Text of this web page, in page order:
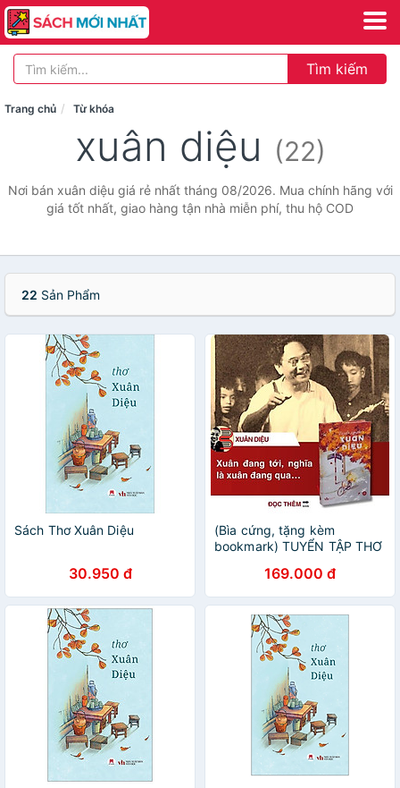
Tìm kiếm
Trang chủ Từ khóa
xuân diệu (22)
Nơi bán xuân diệu giá rẻ nhất tháng 08/2026. Mua chính hãng với
giá tốt nhất, giao hàng tận nhà miễn phí, thu hộ COD
22 Sản Phẩm
Sách Thơ Xuân Diệu
30.950 đ
(Bìa cứng, tặng kèm
bookmark) TUYỂN TẬP THƠ
Thảo Nguyên Kiseki
169.000 đ